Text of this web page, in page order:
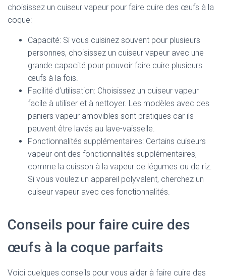
choisissez un cuiseur vapeur pour faire cuire des œufs à la
coque:
Capacité: Si vous cuisinez souvent pour plusieurs
personnes, choisissez un cuiseur vapeur avec une
grande capacité pour pouvoir faire cuire plusieurs
œufs à la fois.
Facilité d’utilisation: Choisissez un cuiseur vapeur
facile à utiliser et à nettoyer. Les modèles avec des
paniers vapeur amovibles sont pratiques car ils
peuvent être lavés au lave-vaisselle.
Fonctionnalités supplémentaires: Certains cuiseurs
vapeur ont des fonctionnalités supplémentaires,
comme la cuisson à la vapeur de légumes ou de riz.
Si vous voulez un appareil polyvalent, cherchez un
cuiseur vapeur avec ces fonctionnalités.
Conseils pour faire cuire des
œufs à la coque parfaits
Voici quelques conseils pour vous aider à faire cuire des